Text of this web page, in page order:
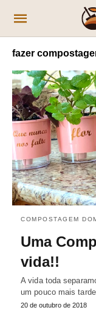
fazer
COMPOSTAGEM
Uma
vida!!
A vida toda
um pouco mais
20 de outubro de 2018